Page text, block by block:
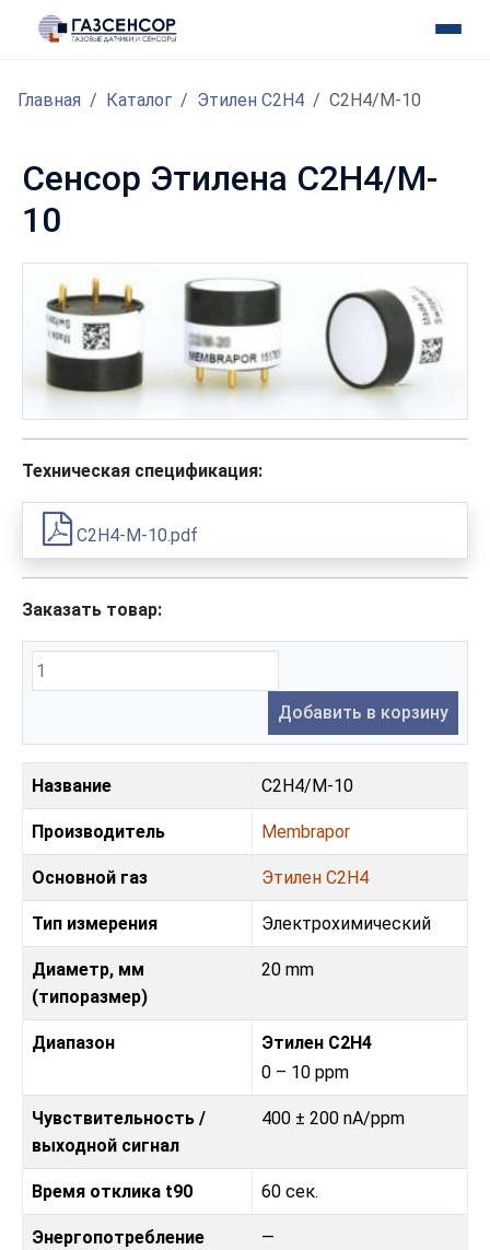
Главная Каталог Этилен С2H4 C2H4/M-10
Сенсор Этилена C2H4/M-
10
Техническая спецификация:
C2H4-M-10.pdf
Заказать товар:
Добавить в корзину
Название C2H4/M-10
Производитель Membrapor
Основной газ Этилен С2H4
Тип измерения Электрохимический
Диаметр, мм
(типоразмер)
20 mm
Диапазон
Этилен С2H4
0 – 10 ppm
Чувствительность /
выходной сигнал
400 ± 200 nA/ppm
Время отклика t90 60 сек.
Энергопотребление —